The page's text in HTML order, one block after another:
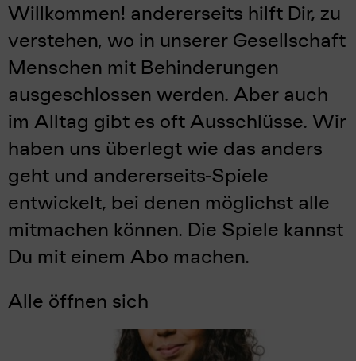
Willkommen! andererseits hilft Dir, zu
verstehen, wo in unserer Gesellschaft
Menschen mit Behinderungen
ausgeschlossen werden. Aber auch
im Alltag gibt es oft Ausschlüsse. Wir
haben uns überlegt wie das anders
geht und andererseits-Spiele
entwickelt, bei denen möglichst alle
mitmachen können. Die Spiele kannst
Du mit einem Abo machen.
Alle öffnen sich